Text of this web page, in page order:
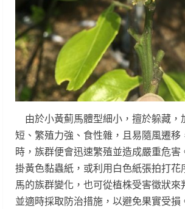
由於小黃薊馬體型細小，擅於躲藏，
短、繁殖力強、食性雜，且易隨風遷移
時，族群便會迅速繁殖並造成嚴重危害
掛黃色黏蟲紙，或利用白色紙張拍打花
馬的族群變化，也可從植株受害徵狀來
並適時採取防治措施，以避免果實受損